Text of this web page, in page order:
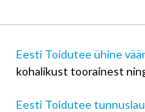
Eesti Toidutee ühine
kohalikust toorainest
Eesti Toidutee